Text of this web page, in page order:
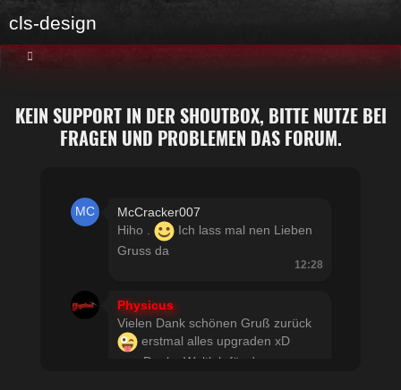
cls-design
KEIN SUPPORT IN DER SHOUTBOX, BITTE NUTZE BEI
FRAGEN UND PROBLEMEN DAS FORUM.
McCracker007
Hiho .
Ich lass mal nen Lieben
Gruss da
12:28
Physicus
Vielen Dank schönen Gruß zurück
erstmal alles upgraden xD
usw Danke Woltlab für den